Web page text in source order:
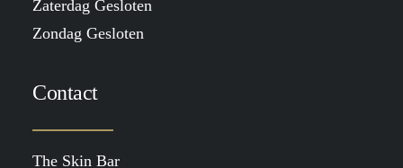
Zaterdag Gesloten
Zondag Gesloten
Contact
The Skin Bar